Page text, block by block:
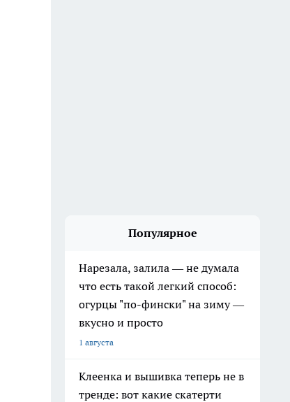
Популярное
Нарезала, залила — не думала
что есть такой легкий способ:
огурцы "по-фински" на зиму —
вкусно и просто
1 августа
Клеенка и вышивка теперь не в
тренде: вот какие скатерти